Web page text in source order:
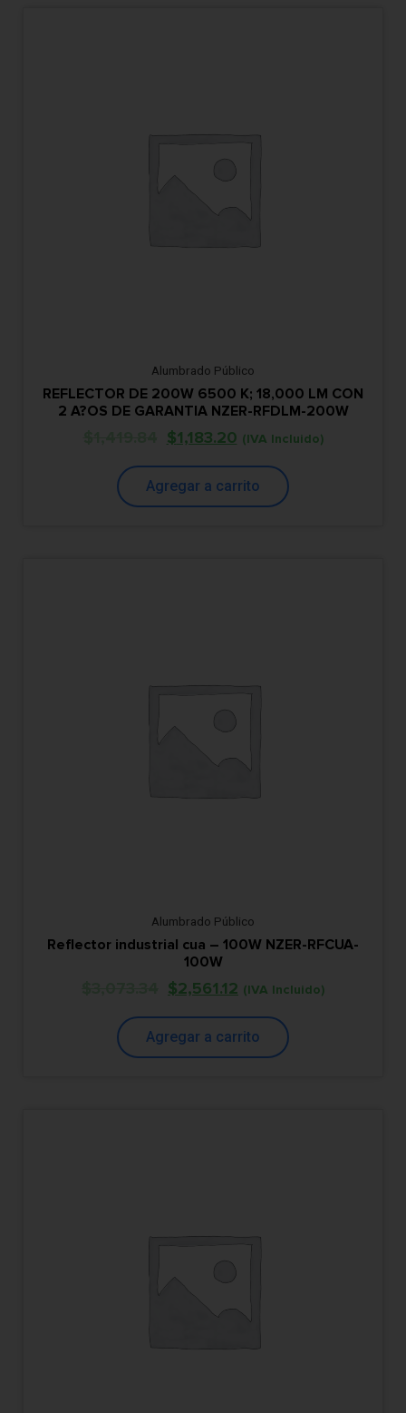
Alumbrado Público
REFLECTOR DE 200W 6500 K; 18,000 LM CON
2 A?OS DE GARANTIA NZER-RFDLM-200W
$1,183.20 (IVA Incluido)
Agregar a carrito
Alumbrado Público
Reflector industrial cua – 100W NZER-RFCUA-
100W
$2,561.12 (IVA Incluido)
Agregar a carrito